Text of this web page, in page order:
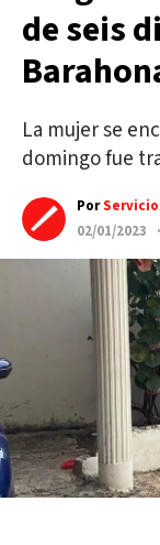
de seis
La mujer se
domingo fue
Por
02/01/2023